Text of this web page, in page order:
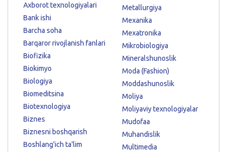
Axborot texnologiyalari
Bank ishi
Barcha soha
Barqaror rivojlanish fanlari
Biofizika
Biokimyo
Biologiya
Biomeditsina
Biotexnologiya
Biznes
Biznesni boshqarish
Boshlang'ich ta'lim
Metallurgiya
Mexanika
Mexatronika
Mikrobiologiya
Mineralshunoslik
Moda (Fashion)
Moddashunoslik
Moliya
Moliyaviy texnologiyalar
Mudofaa
Muhandislik
Multimedia